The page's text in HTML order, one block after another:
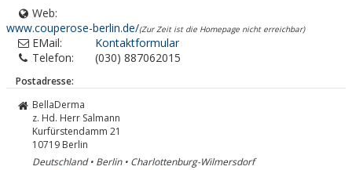
Web:
www.couperose-berlin.de/(Zur Zeit ist die Homepage nicht erreichbar)
EMail:
Kontaktformular
Telefon:
(030) 887062015
Postadresse:
BellaDerma
z. Hd. Herr Salmann
Kurfürstendamm 21
10719 Berlin
Deutschland • Berlin • Charlottenburg-Wilmersdorf